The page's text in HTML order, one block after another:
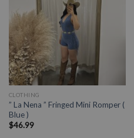
CLOTHING
” La Nena ” Fringed Mini Romper (
Blue )
$46.99